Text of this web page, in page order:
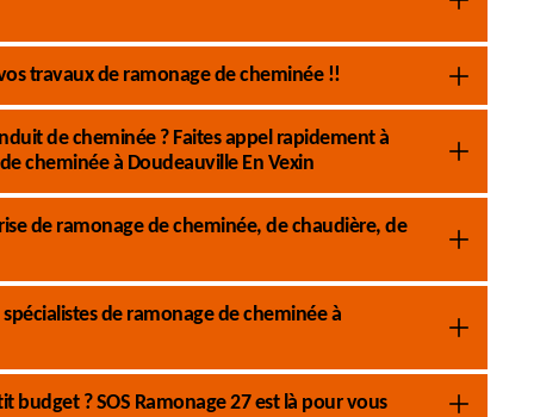
travaux de ramonage de cheminée !!
de cheminée ? Faites appel rapidement à
cheminée à Doudeauville En Vexin
de ramonage de cheminée, de chaudière, de
de ramonage de cheminée à
? SOS Ramonage 27 est là pour vous